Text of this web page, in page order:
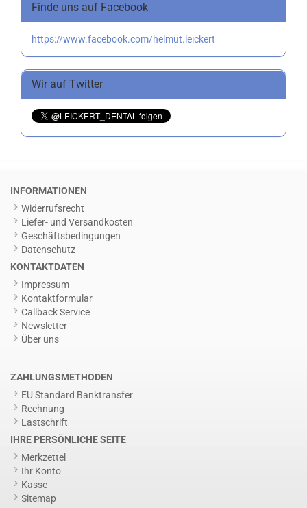
Finde uns auf Facebook
https://www.facebook.com/helmut.leickert
Wir auf Twitter
INFORMATIONEN
Widerrufsrecht
Liefer- und Versandkosten
Geschäftsbedingungen
Datenschutz
KONTAKTDATEN
Impressum
Kontaktformular
Callback Service
Newsletter
Über uns
ZAHLUNGSMETHODEN
EU Standard Banktransfer
Rechnung
Lastschrift
IHRE PERSÖNLICHE SEITE
Merkzettel
Ihr Konto
Kasse
Sitemap